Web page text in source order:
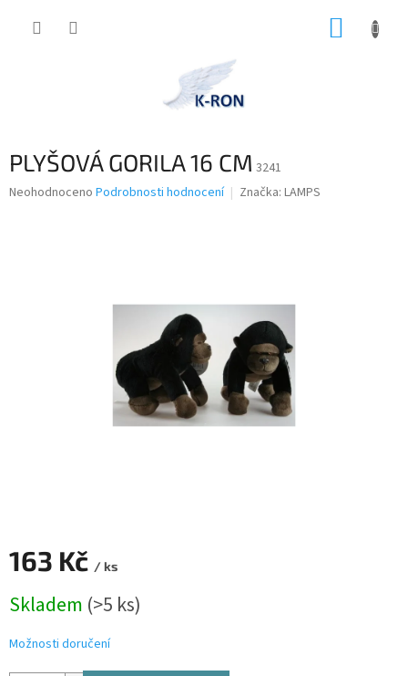
PLYŠOVÁ GORILA 16 CM 3241
Průměrné
Neohodnoceno Podrobnosti hodnocení Značka: LAMPS
163 Kč / ks
cena:
Skladem (>5 ks)
Možnosti doručení